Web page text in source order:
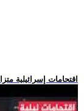
.. 5 اقتحامات إسرائيلية